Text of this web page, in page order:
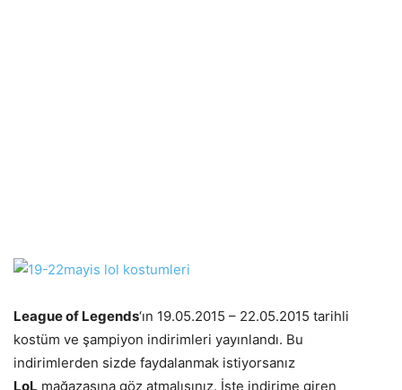
League of Legends‘ın 19.05.2015 – 22.05.2015 tarihli
kostüm ve şampiyon indirimleri yayınlandı. Bu
indirimlerden sizde faydalanmak istiyorsanız
LoL mağazasına göz atmalısınız. İşte indirime giren